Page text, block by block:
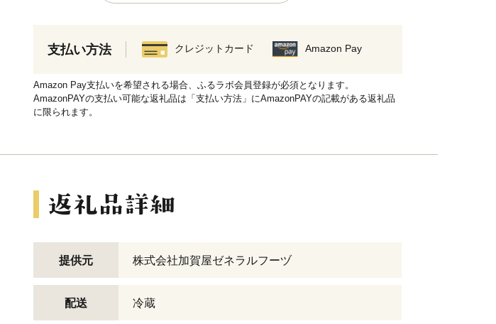
支払い方法 クレジットカード Amazon Pay
Amazon Pay支払いを希望される場合、ふるラボ会員登録が必須となります。
AmazonPAYの支払い可能な返礼品は「支払い方法」にAmazonPAYの記載がある返礼品
に限られます。
提供元 株式会社加賀屋ゼネラルフーヅ
配送 冷蔵